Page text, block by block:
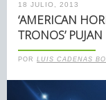
18 JULIO, 2013
‘AMERICAN
TRONOS’
POR LUIS CADENAS